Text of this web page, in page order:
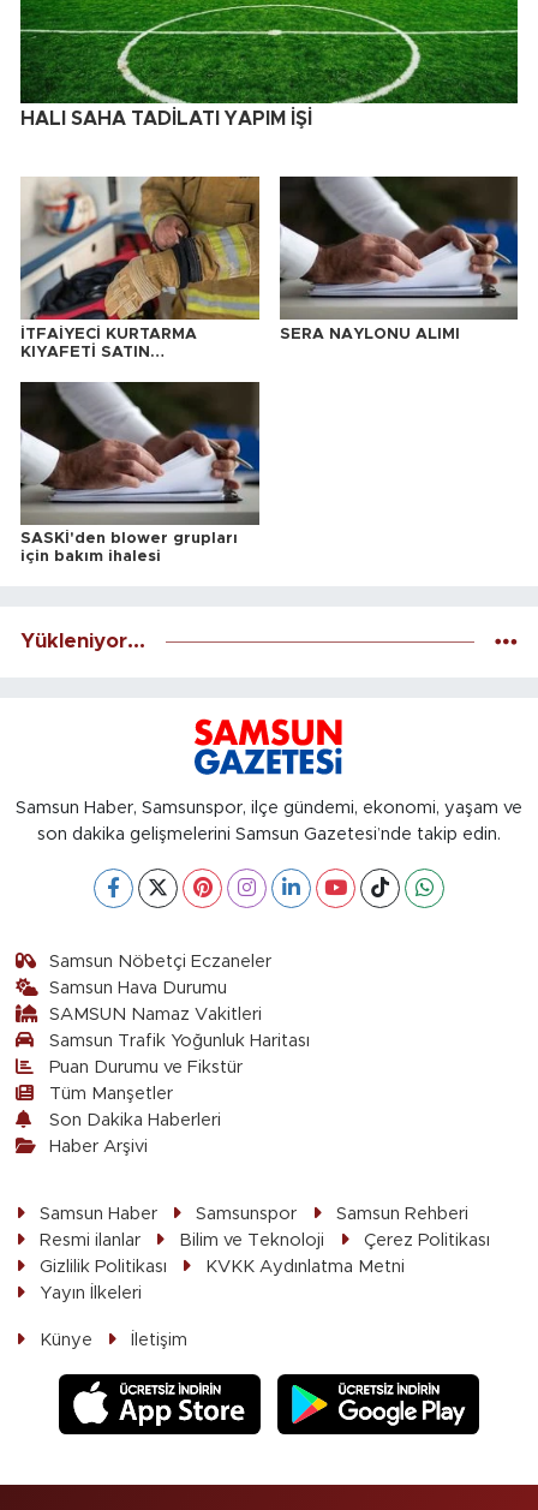
HALI SAHA TADİLATI YAPIM İŞİ
İTFAİYECİ KURTARMA
KIYAFETİ SATIN
SERA NAYLONU ALIMI
SASKİ'den blower grupları
için bakım ihalesi
Yükleniyor...
Samsun Haber, Samsunspor, ilçe gündemi, ekonomi, yaşam ve
son dakika gelişmelerini Samsun Gazetesi’nde takip edin.
Samsun Nöbetçi Eczaneler
Samsun Hava Durumu
SAMSUN Namaz Vakitleri
Samsun Trafik Yoğunluk Haritası
Puan Durumu ve Fikstür
Tüm Manşetler
Son Dakika Haberleri
Haber Arşivi
Samsun Haber Samsunspor
Samsun Rehberi
Resmi ilanlar
Bilim ve Teknoloji
Çerez Politikası
Gizlilik Politikası
KVKK Aydınlatma Metni
Yayın İlkeleri
Künye İletişim